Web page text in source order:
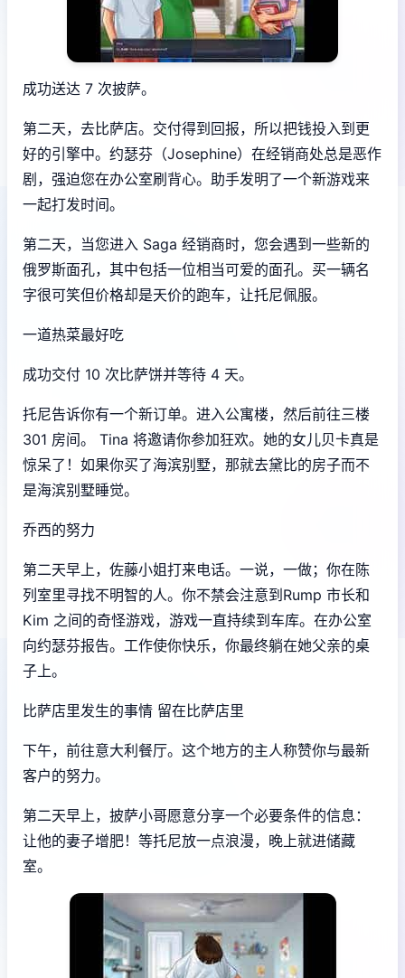
成功送达 7 次披萨。
第二天，去比萨店。交付得到回报，所以把钱投入到更
好的引擎中。约瑟芬（Josephine）在经销商处总是恶作
剧，强迫您在办公室刷背心。助手发明了一个新游戏来
一起打发时间。
第二天，当您进入 Saga 经销商时，您会遇到一些新的
俄罗斯面孔，其中包括一位相当可爱的面孔。买一辆名
字很可笑但价格却是天价的跑车，让托尼佩服。
一道热菜最好吃
成功交付 10 次比萨饼并等待 4 天。
托尼告诉你有一个新订单。进入公寓楼，然后前往三楼
301 房间。 Tina 将邀请你参加狂欢。她的女儿贝卡真是
惊呆了！如果你买了海滨别墅，那就去黛比的房子而不
是海滨别墅睡觉。
乔西的努力
第二天早上，佐藤小姐打来电话。一说，一做；你在陈
列室里寻找不明智的人。你不禁会注意到Rump 市长和
Kim 之间的奇怪游戏，游戏一直持续到车库。在办公室
向约瑟芬报告。工作使你快乐，你最终躺在她父亲的桌
子上。
比萨店里发生的事情 留在比萨店里
下午，前往意大利餐厅。这个地方的主人称赞你与最新
客户的努力。
第二天早上，披萨小哥愿意分享一个必要条件的信息：
让他的妻子增肥！等托尼放一点浪漫，晚上就进储藏
室。